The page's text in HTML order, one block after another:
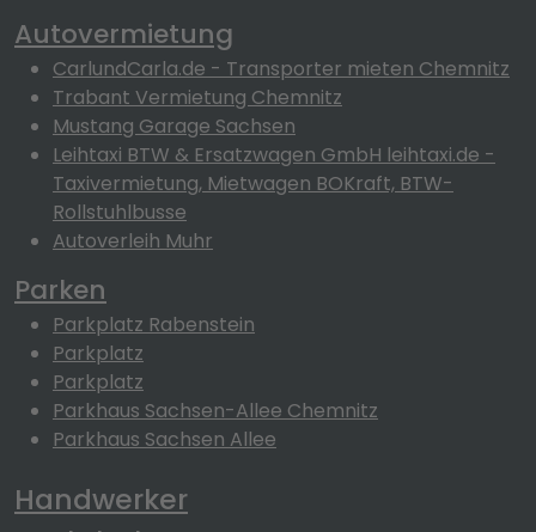
Autovermietung
CarlundCarla.de - Transporter mieten Chemnitz
Trabant Vermietung Chemnitz
Mustang Garage Sachsen
Leihtaxi BTW & Ersatzwagen GmbH leihtaxi.de -
Taxivermietung, Mietwagen BOKraft, BTW-
Rollstuhlbusse
Autoverleih Muhr
Parken
Parkplatz Rabenstein
Parkplatz
Parkplatz
Parkhaus Sachsen-Allee Chemnitz
Parkhaus Sachsen Allee
Handwerker